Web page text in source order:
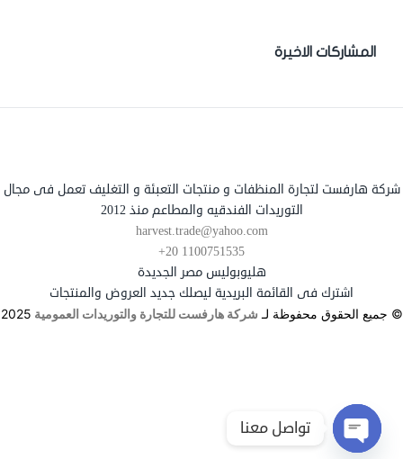
المشاركات الاخيرة
شركة هارفست لتجارة المنظفات و منتجات التعبئة و التغليف تعمل فى مجال
التوريدات الفندقيه والمطاعم منذ 2012
harvest.trade@yahoo.com
+20 1100751535
هليوبوليس مصر الجديدة
اشترك فى القائمة البريدية ليصلك جديد العروض والمنتجات
© جميع الحقوق محفوظة لـ شركة هارفست للتجارة والتوريدات العمومية 2025
تواصل معنا